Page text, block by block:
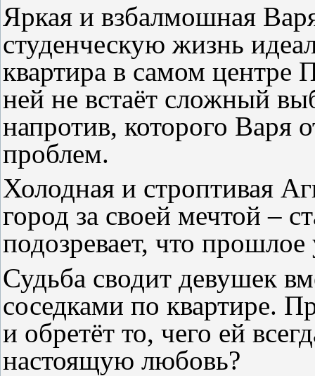
Яркая и взбалмошная
студенческую жизнь
квартира в самом центре
ней не встаёт сложный
напротив, которого Варя
проблем.
Холодная и строптивая
город за своей мечтой –
подозревает, что
Судьба сводит девушек
соседками по квартире.
и обретёт то, чего ей
настоящую любовь?